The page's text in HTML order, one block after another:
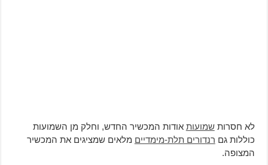
לא חסרות שמועותאודות המכשיר החדש, וחלק מן השמועות
כוללות גם רנדורים תלת-מימדייםמלאים שמציגים את המכשיר
המצופה.